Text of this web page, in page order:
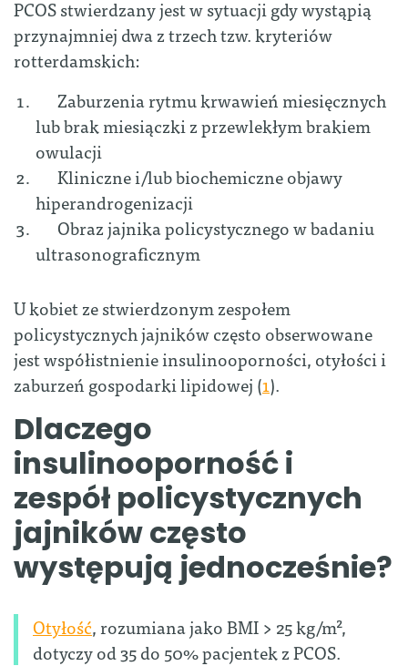
PCOS stwierdzany jest w sytuacji gdy wystąpią
przynajmniej dwa z trzech tzw. kryteriów
rotterdamskich:
Zaburzenia rytmu krwawień miesięcznych
lub brak miesiączki z przewlekłym brakiem
owulacji
Kliniczne i/lub biochemiczne objawy
hiperandrogenizacji
Obraz jajnika policystycznego w badaniu
ultrasonograficznym
U kobiet ze stwierdzonym zespołem
policystycznych jajników często obserwowane
jest współistnienie insulinooporności, otyłości i
zaburzeń gospodarki lipidowej (1).
Dlaczego
insulinooporność i
zespół policystycznych
jajników często
występują jednocześnie?
Otyłość, rozumiana jako BMI > 25 kg/m²,
dotyczy od 35 do 50% pacjentek z PCOS.